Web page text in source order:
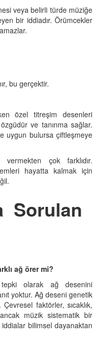
veya belirli türde müziğe
bir iddiadır. Örümcekler
bu gerçektir.
özel titreşim desenleri
ve tanınma sağlar.
uygun bulursa çiftleşmeye
çok farklıdır.
hayatta kalmak için
Sorulan
ağ örer mi?
olarak ağ desenini
yoktur. Ağ deseni genetik
faktörler, sıcaklık,
müzik sistematik bir
bilimsel dayanaktan